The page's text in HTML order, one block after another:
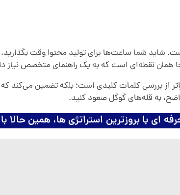
شاید شما ساعت‌ها برای تولید محتوا وقت
همان نقطه‌ای است که به یک راهنمای متخصص نیاز
از بررسی کلمات کلیدی است؛ بلکه تضمین می‌کند
به قله‌های گوگل صعود کنید.
ای با بروزترین استراتژی ها، همین حالا